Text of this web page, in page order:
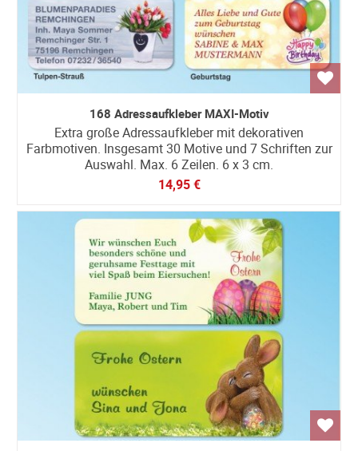
168 Adressaufkleber MAXI-Motiv
Extra große Adressaufkleber mit dekorativen
Farbmotiven. Insgesamt 30 Motive und 7 Schriften zur
Auswahl. Max. 6 Zeilen. 6 x 3 cm.
14,95 €